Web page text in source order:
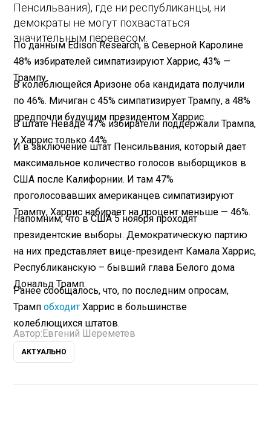
Пенсильвания), где ни республиканцы, ни
демократы не могут похвастаться
значительным перевесом.
По данным Edison Research, в Северной Каролине
48% избирателей симпатизируют Харрис, 43% —
Трампу.
В колеблющейся Аризоне оба кандидата получили
по 46%. Мичиган с 45% симпатизирует Трампу, а 48%
предпочли будущим президентом Харрис.
В штате Неваде 47% избиратели поддержали Трампа,
у Харрис только 44%.
И в заключение штат Пенсильвания, который дает
максимальное количество голосов выборщиков в
США после Калифорнии. И там 47%
проголосовавших американцев симпатизируют
Трампу, Харрис набирает на процент меньше — 46%.
Напомним, что в США 5 ноября проходят
президентские выборы. Демократическую партию
на них представляет вице-президент Камала Харрис,
Республиканскую – бывший глава Белого дома
Дональд Трамп.
Ранее сообщалось, что, по последним опросам,
Трампобходит Харрис в большинстве
колеблющихся штатов.
Автор:Евгений Шереметев
АКТУАЛЬНО